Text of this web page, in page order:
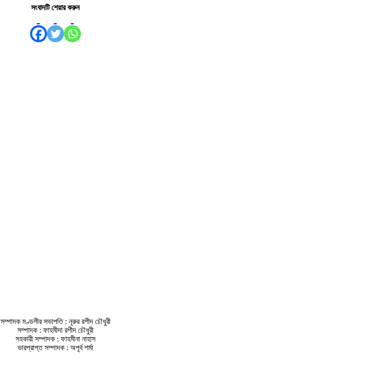
সংবাদটি শেয়ার করুন
সম্পাদক মণ্ডলীর সভাপতি : নূরুর রশীদ চৌধুরী
সম্পাদক : ফাহমীদা রশীদ চৌধুরী
সহকারী সম্পাদক : ফাহমীনা নাহাস
ভারপ্রাপ্ত সম্পাদক : অপূর্ব শর্মা